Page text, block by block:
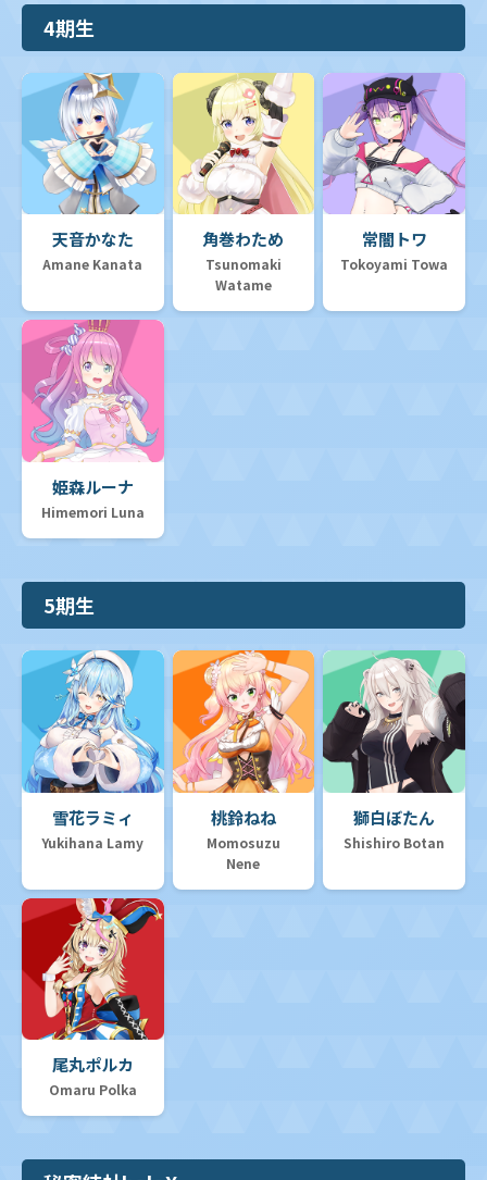
4期生
天音かなた
Amane Kanata
角巻わため
Tsunomaki
Watame
常闇トワ
Tokoyami Towa
姫森ルーナ
Himemori Luna
5期生
雪花ラミィ
Yukihana Lamy
桃鈴ねね
Momosuzu
Nene
獅白ぼたん
Shishiro Botan
尾丸ポルカ
Omaru Polka